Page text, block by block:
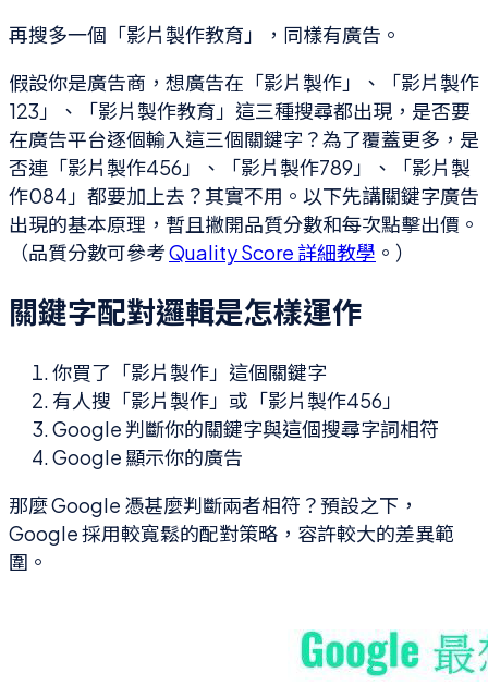
再搜多一個「影片製作教育」，同樣有廣告。
假設你是廣告商，想廣告在「影片製作」、「影片製作
123」、「影片製作教育」這三種搜尋都出現，是否要
在廣告平台逐個輸入這三個關鍵字？為了覆蓋更多，是
否連「影片製作456」、「影片製作789」、「影片製
作084」都要加上去？其實不用。以下先講關鍵字廣告
出現的基本原理，暫且撇開品質分數和每次點擊出價。
（品質分數可參考Quality Score 詳細教學 。）
關鍵字配對邏輯是怎樣運作
你買了「影片製作」這個關鍵字
有人搜「影片製作」或「影片製作456」
Google 判斷你的關鍵字與這個搜尋字詞相符
Google 顯示你的廣告
那麼 Google 憑甚麼判斷兩者相符？預設之下，
Google 採用較寬鬆的配對策略，容許較大的差異範
圍。